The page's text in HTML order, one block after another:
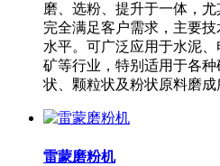
磨、选粉、提升于一体，
完全满足客户需求，主要
水平。可广泛应用于水泥
矿等行业，特别适用于各
状、颗粒状及粉状原料磨成
雷蒙磨粉机